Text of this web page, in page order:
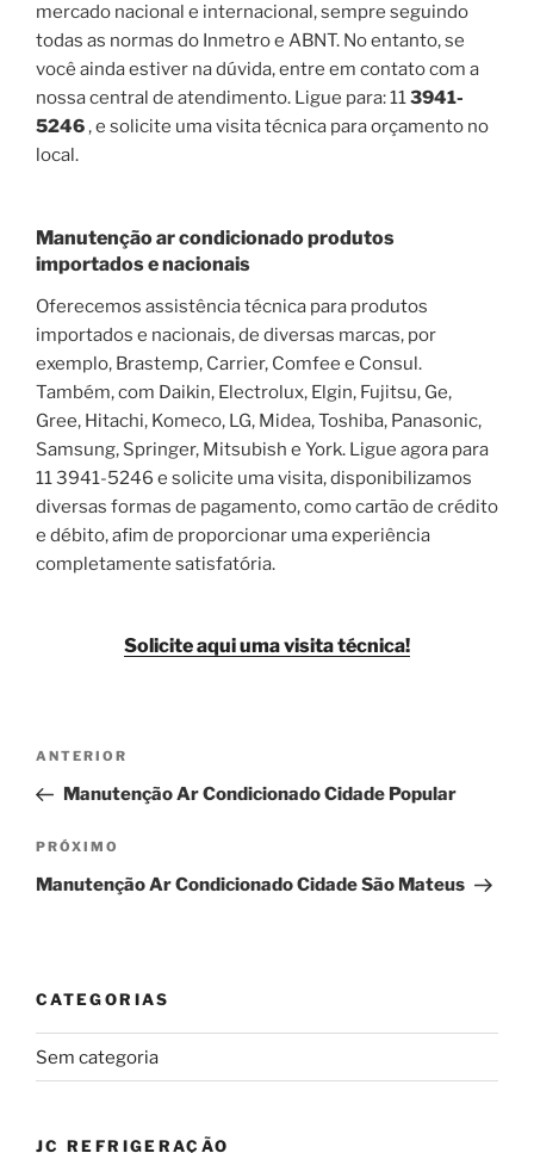
mercado nacional e internacional, sempre seguindo
todas as normas do Inmetro e ABNT. No entanto, se
você ainda estiver na dúvida, entre em contato com a
nossa central de atendimento. Ligue para: 113941-
5246, e solicite uma visita técnica para orçamento no
local.
Manutenção ar condicionado produtos
importados e nacionais
Oferecemos assistência técnica para produtos
importados e nacionais, de diversas marcas, por
exemplo, Brastemp, Carrier, Comfee e Consul.
Também, com Daikin, Electrolux, Elgin, Fujitsu, Ge,
Gree, Hitachi, Komeco, LG, Midea, Toshiba, Panasonic,
Samsung, Springer, Mitsubish e York. Ligue agora para
11 3941-5246 e solicite uma visita, disponibilizamos
diversas formas de pagamento, como cartão de crédito
e débito, afim de proporcionar uma experiência
completamente satisfatória.
Solicite aqui uma visita técnica!
Navegação
Post
Post
anterior
ANTERIOR
Manutenção Ar Condicionado Cidade Popular
Próximo
post
PRÓXIMO
Manutenção Ar Condicionado Cidade São Mateus
CATEGORIAS
Sem categoria
JC REFRIGERAÇÃO